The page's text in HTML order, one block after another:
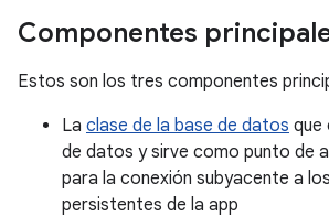
Componentes
Estos son los tres componentes
La clase de la base de datos que
de datos y sirve como punto de
para la conexión subyacente a
persistentes de la app